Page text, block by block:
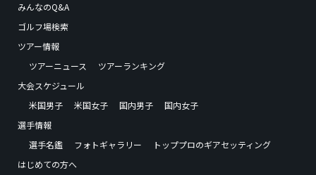
みんなのQ&A
ゴルフ場検索
ツアー情報
ツアーニュース
ツアーランキング
大会スケジュール
米国男子
米国女子 国内男子
国内女子
選手情報
選手名鑑
フォトギャラリー
トッププロのギアセッティング
はじめての方へ